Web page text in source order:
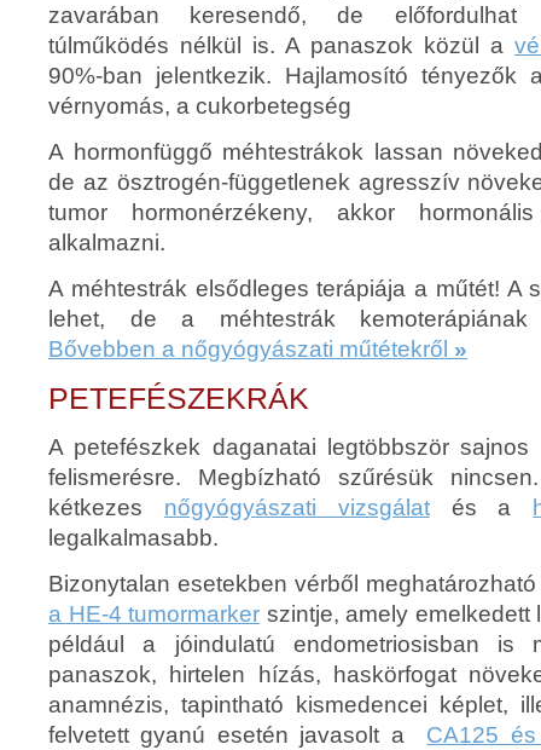
zavarában keresendő, de előfordulhat
túlműködés nélkül is. A panaszok közül a
90%-ban jelentkezik. Hajlamosító tényezők
vérnyomás, a cukorbetegség
A hormonfüggő méhtestrákok lassan
de az ösztrogén-függetlenek agresszív
tumor hormonérzékeny, akkor
alkalmazni.
A méhtestrák elsődleges terápiája a műtét! A
lehet, de a méhtestrák
Bővebben a nőgyógyászati műtétekről »
PETEFÉSZEKRÁK
A petefészkek daganatai legtöbbször
felismerésre. Megbízható szűrésük
kétkezes nőgyógyászati vizsgálatés a
legalkalmasabb.
Bizonytalan esetekben vérből
a HE-4 tumormarker szintje, amely emelkedett
például a jóindulatú endometriosisban is
panaszok, hirtelen hízás, haskörfogat
anamnézis, tapintható kismedencei képlet,
felvetett gyanú esetén javasolt a CA125